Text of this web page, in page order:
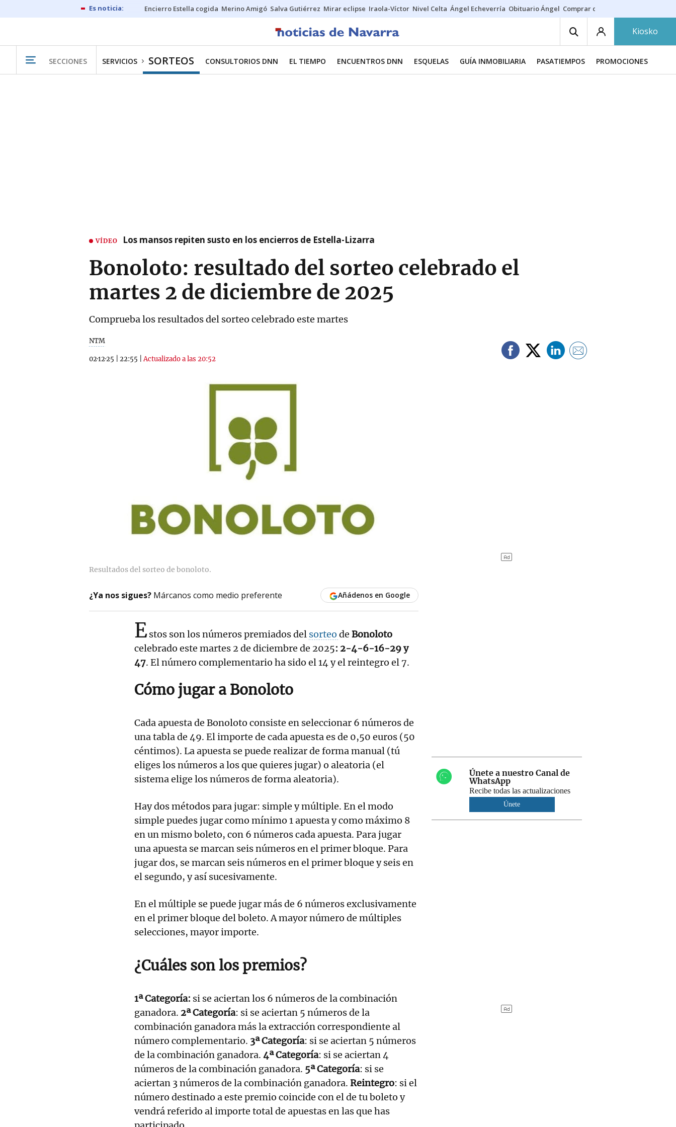
Encierro Estella cogida Merino Amigó Salva Gutiérrez Mirar eclipse Iraola-Víctor Nivel Celta Ángel Echeverría Obituario Ángel Comprar casa
Kiosko
SECCIONES SERVICIOS SORTEOS CONSULTORIOS DNN EL TIEMPO ENCUENTROS DNN ESQUELAS GUÍA INMOBILIARIA PASATIEMPOS PROMOCIONES
VÍDEO Los mansos repiten susto en los encierros de Estella-Lizarra
Bonoloto: resultado del sorteo celebrado el
martes 2 de diciembre de 2025
Comprueba los resultados del sorteo celebrado este martes
NTM
02·12·25 22:55 |Actualizado a las 20:52
Resultados del sorteo de bonoloto.
¿Ya nos sigues? Márcanos como medio preferente Añádenos en Google
Estos son los números premiados del sorteo de Bonoloto
celebrado este martes 2 de diciembre de 2025: 2-4-6-16-29 y
47. El número complementario ha sido el 14 y el reintegro el 7.
Cómo jugar a Bonoloto
Cada apuesta de Bonoloto consiste en seleccionar 6 números de
una tabla de 49. El importe de cada apuesta es de 0,50 euros (50
céntimos). La apuesta se puede realizar de forma manual (tú
eliges los números a los que quieres jugar) o aleatoria (el
sistema elige los números de forma aleatoria).
Hay dos métodos para jugar: simple y múltiple. En el modo
simple puedes jugar como mínimo 1 apuesta y como máximo 8
en un mismo boleto, con 6 números cada apuesta. Para jugar
una apuesta se marcan seis números en el primer bloque. Para
jugar dos, se marcan seis números en el primer bloque y seis en
el segundo, y así sucesivamente.
En el múltiple se puede jugar más de 6 números exclusivamente
en el primer bloque del boleto. A mayor número de múltiples
selecciones, mayor importe.
¿Cuáles son los premios?
1ª Categoría: si se aciertan los 6 números de la combinación
ganadora. 2ª Categoría: si se aciertan 5 números de la
combinación ganadora más la extracción correspondiente al
número complementario. 3ª Categoría: si se aciertan 5 números
de la combinación ganadora. 4ª Categoría: si se aciertan 4
números de la combinación ganadora. 5ª Categoría: si se
aciertan 3 números de la combinación ganadora. Reintegro: si el
número destinado a este premio coincide con el de tu boleto y
vendrá referido al importe total de apuestas en las que has
Únete a nuestro Canal de
WhatsApp
Recibe todas las actualizaciones
Únete